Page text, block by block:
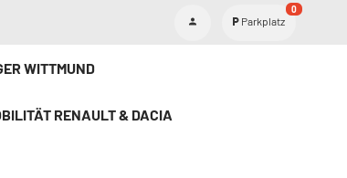
Parkplatz
0
WITTMUND
RENAULT & DACIA